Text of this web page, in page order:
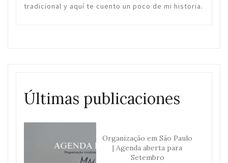
tradicional y aquí te cuento un poco de mi historia.
Últimas publicaciones
Organização em São Paulo
| Agenda aberta para
Setembro